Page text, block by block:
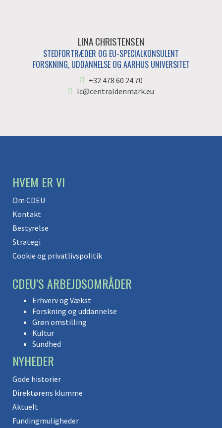
LINA CHRISTENSEN
STEDFORTRÆDER OG EU-SPECIALKONSULENT
FORSKNING, UDDANNELSE OG AARHUS UNIVERSITET
+32 478 60 24 70
lc@centraldenmark.eu
HVEM ER VI
Om CDEU
Kontakt
Bestyrelse
Strategi
Cookie og privatlivspolitik
CDEU’S ARBEJDSOMRÅDER
Erhverv og Vækst
Forskning og uddannelse
Grøn omstilling
Kultur
Sundhed
NYHEDER
Gode historier
Direktørens klumme
Aktuelt
Fundingmuligheder